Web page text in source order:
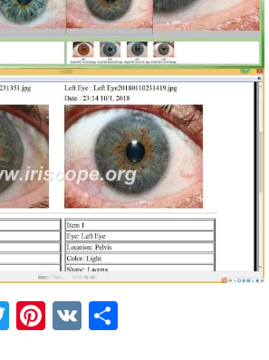
Twitter
Pinterest
VK